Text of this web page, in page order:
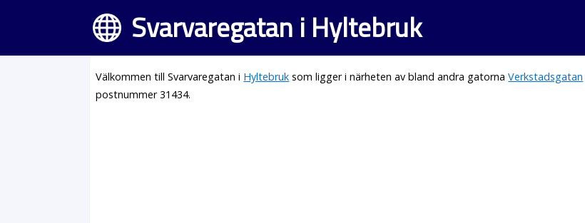
Svarvaregatan i Hyltebruk
Välkommen till Svarvaregatan i Hyltebruk som ligger i närheten av bland andra gatornaVerkstadsgatan
postnummer 31434.